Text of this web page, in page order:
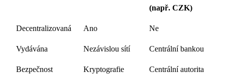
(např. CZK)
Decentralizovaná Ano Ne
Vydávána Nezávislou sítí Centrální bankou
Bezpečnost Kryptografie
Centrální autorita